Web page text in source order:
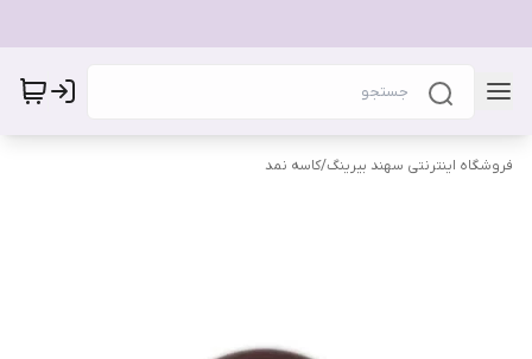
فروشگاه اینترنتی سهند بیرینگ/کاسه نمد